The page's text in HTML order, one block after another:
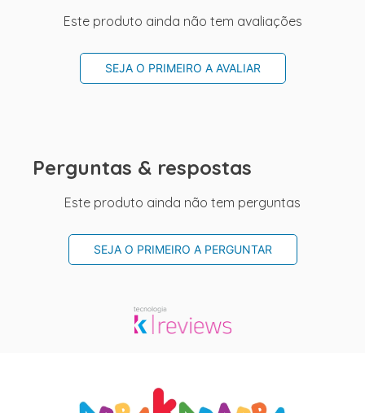
Este produto ainda não tem avaliações
SEJA O PRIMEIRO A AVALIAR
Perguntas & respostas
Este produto ainda não tem perguntas
SEJA O PRIMEIRO A PERGUNTAR